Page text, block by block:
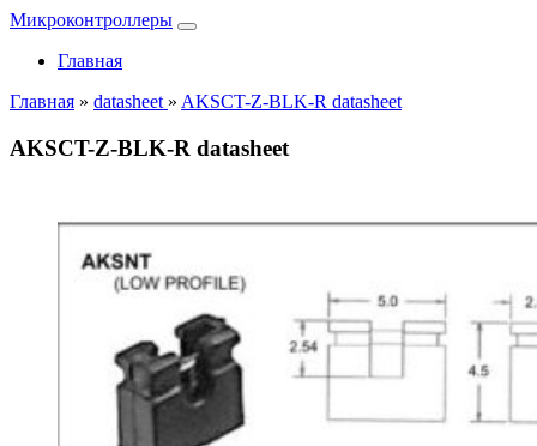
Микроконтроллеры
Главная
Главная » datasheet » AKSCT-Z-BLK-R datasheet
AKSCT-Z-BLK-R datasheet